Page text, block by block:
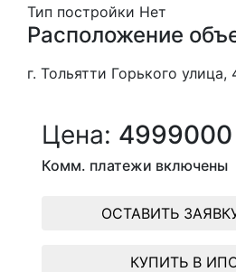
Тип постройки Нет
Расположение
г. Тольятти Горького улица,
Цена: 4999000
Комм. платежи включены
ОСТАВИТЬ
КУПИТЬ В